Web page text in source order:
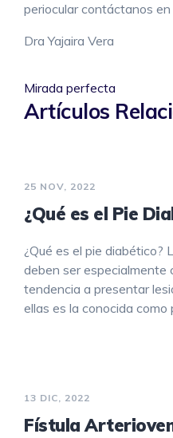
periocular contáctanos
Dra Yajaira Vera
Mirada perfecta
Artículos
25 NOV, 2022
¿Qué es el Pie
¿Qué es el pie diabético?
deben ser especialmente
tendencia a presentar
ellas es la conocida como
13 DIC, 2022
Fístula